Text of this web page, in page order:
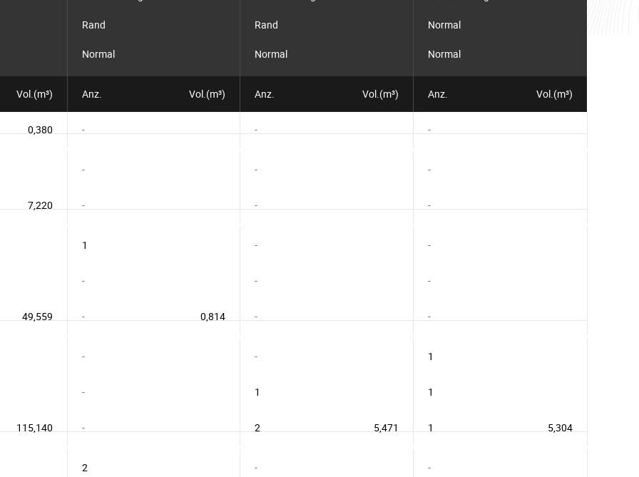
Rand Rand Normal
Normal Normal Normal
Vol.(m³) Anz. Vol.(m³) Anz. Vol.(m³) Anz. Vol.(m³)
- - -
0,380
- - -
- - -
7,220
1 - -
- - -
- - -
49,559 0,814
- - 1
- 1 1
- 2 1
115,140 5,471 5,304
2 - -